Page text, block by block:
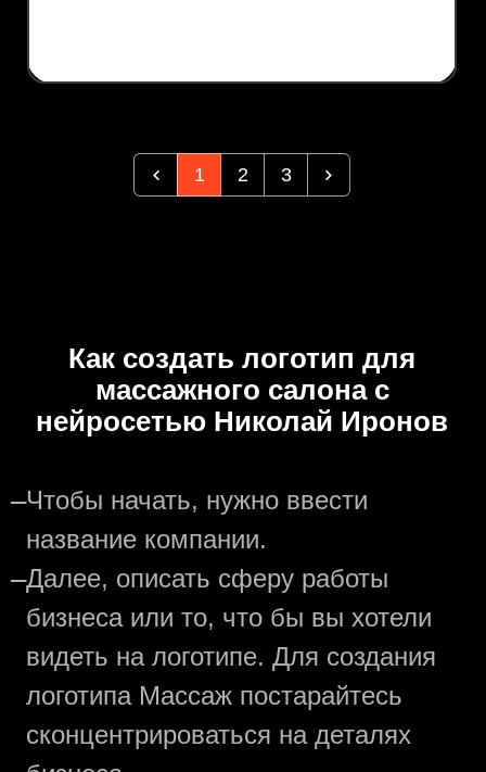
1 2 3
Как создать логотип для
массажного салона с
нейросетью Николай Иронов
—Чтобы начать, нужно ввести
название компании.
—Далее, описать сферу работы
бизнеса или то, что бы вы хотели
видеть на логотипе. Для создания
логотипа Массаж постарайтесь
сконцентрироваться на деталях